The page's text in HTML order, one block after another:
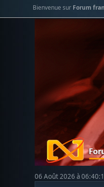
Bienvenue sur Forum
06 Août 2026 à